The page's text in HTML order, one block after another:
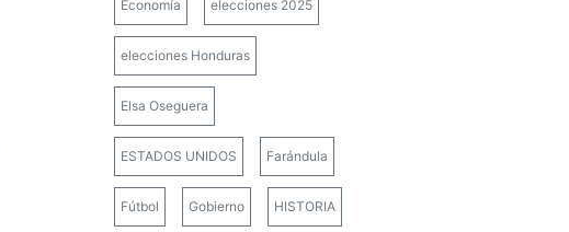
Economía elecciones 2025
elecciones Honduras
Elsa Oseguera
ESTADOS UNIDOS Farándula
Fútbol Gobierno HISTORIA